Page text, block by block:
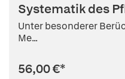
Systematik des
Unter besonderer
Me...
56,00 €*